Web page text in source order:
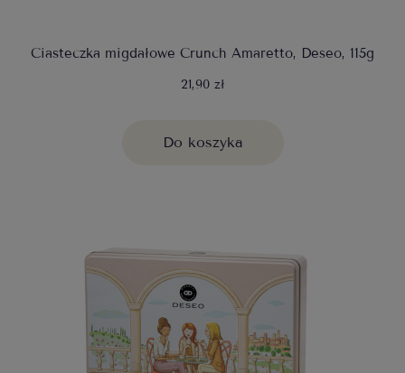
Ciasteczka migdałowe Crunch Amaretto, Deseo, 115g
21,90 zł
Do koszyka